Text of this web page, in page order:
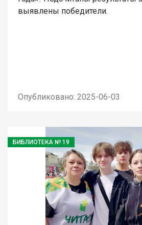
выявлены победители.
Опубликовано: 2025-06-03
БИБЛИОТЕКА № 19